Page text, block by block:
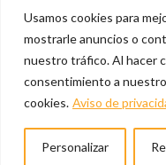
Usamos cookies para
mostrarle anuncios o
nuestro tráfico. Al hacer
consentimiento a
cookies. Aviso de
Personalizar
© Desarrollado por
de Privacidad
Ralfo RE